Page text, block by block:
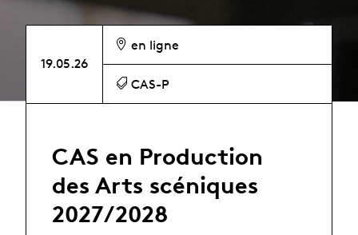
19.05.26
en ligne
CAS-P
CAS en Production
des Arts scéniques
2027/2028